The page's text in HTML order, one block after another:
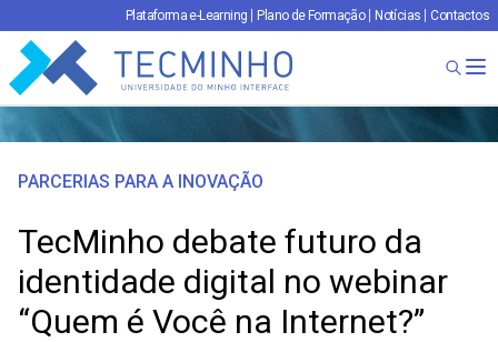
Plataforma e-Learning Plano de Formação Notícias Contactos
TECMINHO
PARCERIAS PARA A INOVAÇÃO
TecMinho debate futuro da
identidade digital no webinar
“Quem é Você na Internet?”